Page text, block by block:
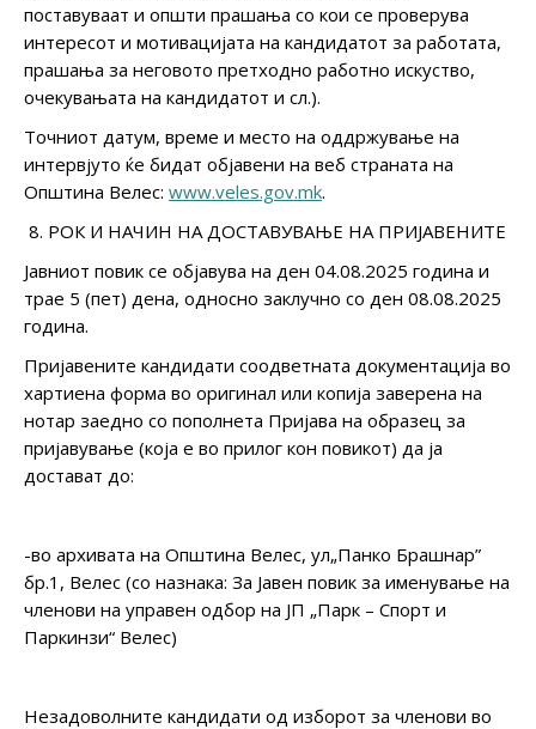
поставуваат и општи прашања со кои се проверува
интересот и мотивацијата на кандидатот за работата,
прашања за неговото претходно работно искуство,
очекувањата на кандидатот и сл.).
Точниот датум, време и место на оддржување на
интервјуто ќе бидат објавени на веб страната на
Општина Велес: www.veles.gov.mk.
РОК И НАЧИН НА ДОСТАВУВАЊЕ НА ПРИЈАВЕНИТЕ
Јавниот повик се објавува на ден 04.08.2025 година и
трае 5 (пет) дена, односно заклучно со ден 08.08.2025
година.
Пријавените кандидати соодветната документација во
хартиена форма во оригинал или копија заверена на
нотар заедно со пополнета Пријава на образец за
пријавување (која е во прилог кон повикот) да ја
достават до:
-во архивата на Општина Велес, ул„Панко Брашнар”
бр.1, Велес (со назнака: За Јавен повик за именување на
членови на управен одбор на ЈП „Парк – Спорт и
Паркинзи“ Велес)
Незадоволните кандидати од изборот за членoви во